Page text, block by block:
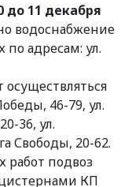
до 11 декабря
водоснабжение
адресам: ул.
46-79, ул.
36, ул.
Свободы, 20-62.
работ подвоз
КП